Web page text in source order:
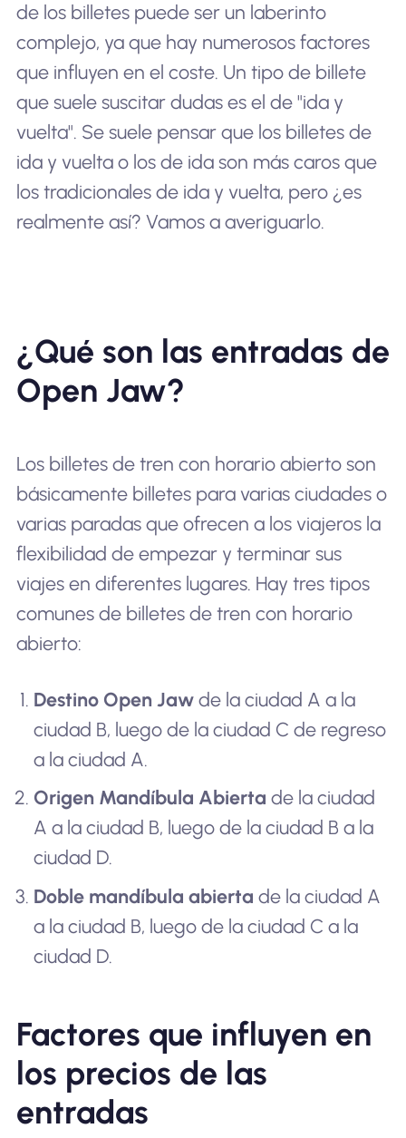
de los billetes puede ser un laberinto
complejo, ya que hay numerosos factores
que influyen en el coste. Un tipo de billete
que suele suscitar dudas es el de "ida y
vuelta". Se suele pensar que los billetes de
ida y vuelta o los de ida son más caros que
los tradicionales de ida y vuelta, pero ¿es
realmente así? Vamos a averiguarlo.
¿Qué son las entradas de
Open Jaw?
Los billetes de tren con horario abierto son
básicamente billetes para varias ciudades o
varias paradas que ofrecen a los viajeros la
flexibilidad de empezar y terminar sus
viajes en diferentes lugares. Hay tres tipos
comunes de billetes de tren con horario
abierto:
Destino Open Jaw de la ciudad A a la
ciudad B, luego de la ciudad C de regreso
a la ciudad A.
Origen Mandíbula Abierta de la ciudad
A a la ciudad B, luego de la ciudad B a la
ciudad D.
Doble mandíbula abierta de la ciudad A
a la ciudad B, luego de la ciudad C a la
ciudad D.
Factores que influyen en
los precios de las
entradas